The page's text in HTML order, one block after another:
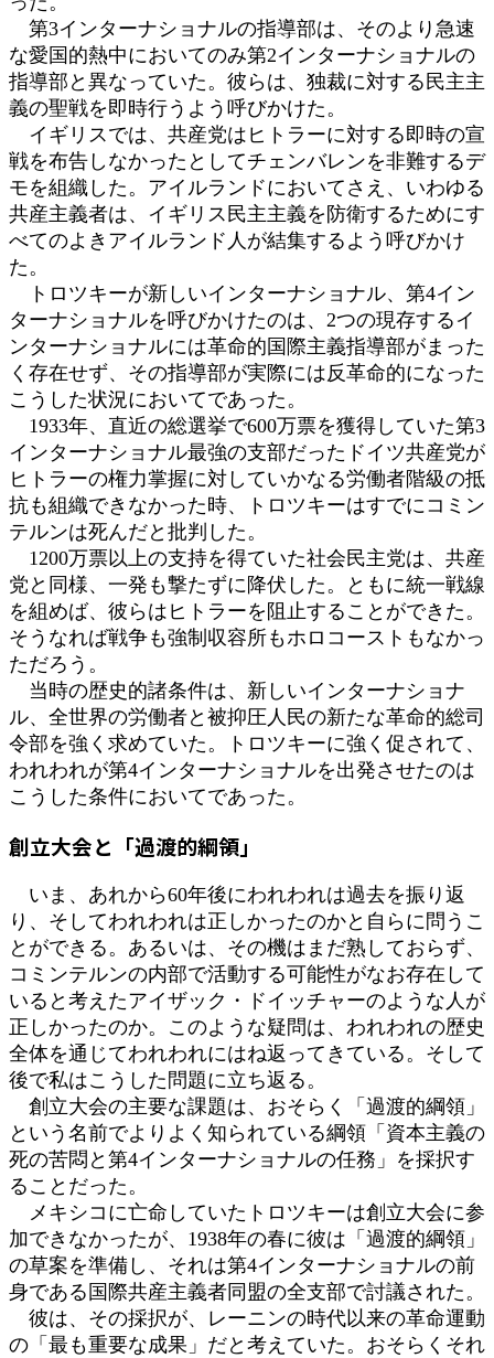
第3インターナショナルの指導部は、そのより急速
な愛国的熱中においてのみ第2インターナショナルの
指導部と異なっていた。彼らは、独裁に対する民主主
義の聖戦を即時行うよう呼びかけた。
イギリスでは、共産党はヒトラーに対する即時の宣
戦を布告しなかったとしてチェンバレンを非難するデ
モを組織した。アイルランドにおいてさえ、いわゆる
共産主義者は、イギリス民主主義を防衛するためにす
べてのよきアイルランド人が結集するよう呼びかけ
た。
トロツキーが新しいインターナショナル、第4イン
ターナショナルを呼びかけたのは、2つの現存するイ
ンターナショナルには革命的国際主義指導部がまった
く存在せず、その指導部が実際には反革命的になった
こうした状況においてであった。
1933年、直近の総選挙で600万票を獲得していた第3
インターナショナル最強の支部だったドイツ共産党が
ヒトラーの権力掌握に対していかなる労働者階級の抵
抗も組織できなかった時、トロツキーはすでにコミン
テルンは死んだと批判した。
1200万票以上の支持を得ていた社会民主党は、共産
党と同様、一発も撃たずに降伏した。ともに統一戦線
を組めば、彼らはヒトラーを阻止することができた。
そうなれば戦争も強制収容所もホロコーストもなかっ
ただろう。
当時の歴史的諸条件は、新しいインターナショナ
ル、全世界の労働者と被抑圧人民の新たな革命的総司
令部を強く求めていた。トロツキーに強く促されて、
われわれが第4インターナショナルを出発させたのは
こうした条件においてであった。
創立大会と「過渡的綱領」
いま、あれから60年後にわれわれは過去を振り返
り、そしてわれわれは正しかったのかと自らに問うこ
とができる。あるいは、その機はまだ熟しておらず、
コミンテルンの内部で活動する可能性がなお存在して
いると考えたアイザック・ドイッチャーのような人が
正しかったのか。このような疑問は、われわれの歴史
全体を通じてわれわれにはね返ってきている。そして
後で私はこうした問題に立ち返る。
創立大会の主要な課題は、おそらく「過渡的綱領」
という名前でよりよく知られている綱領「資本主義の
死の苦悶と第4インターナショナルの任務」を採択す
ることだった。
メキシコに亡命していたトロツキーは創立大会に参
加できなかったが、1938年の春に彼は「過渡的綱領」
の草案を準備し、それは第4インターナショナルの前
身である国際共産主義者同盟の全支部で討議された。
彼は、その採択が、レーニンの時代以来の革命運動
の「最も重要な成果」だと考えていた。おそらくそれ